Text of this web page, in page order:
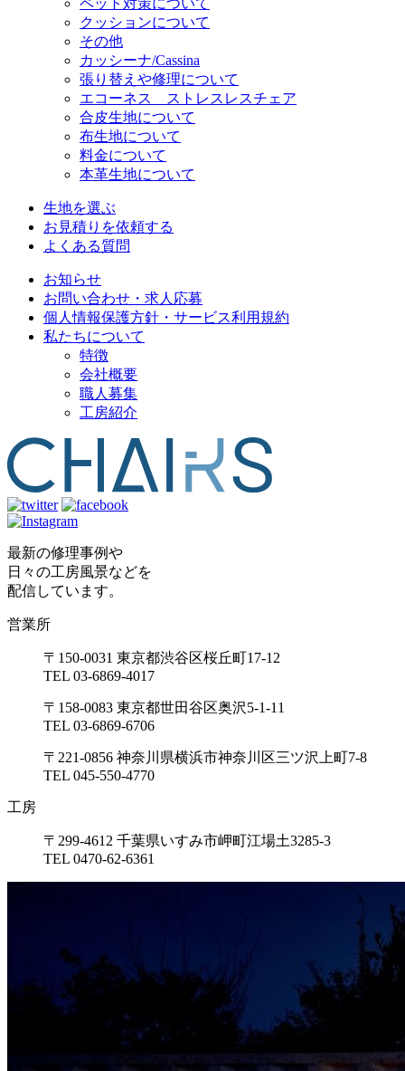
ペット対策について
クッションについて
その他
カッシーナ/Cassina
張り替えや修理について
エコーネス ストレスレスチェア
合皮生地について
布生地について
料金について
本革生地について
生地を選ぶ
お見積りを依頼する
よくある質問
お知らせ
お問い合わせ・求人応募
個人情報保護方針・サービス利用規約
私たちについて
特徴
会社概要
職人募集
工房紹介
最新の修理事例や
日々の工房風景などを
配信しています。
営業所
〒150-0031 東京都渋谷区桜丘町17-12
TEL 03-6869-4017
〒158-0083 東京都世田谷区奥沢5-1-11
TEL 03-6869-6706
〒221-0856 神奈川県横浜市神奈川区三ツ沢上町7-8
TEL 045-550-4770
工房
〒299-4612 千葉県いすみ市岬町江場土3285-3
TEL 0470-62-6361